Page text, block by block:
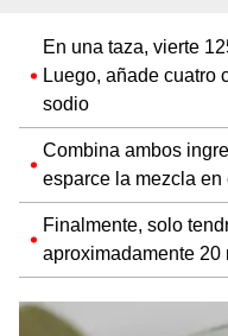
En una taza, vierte
Luego, añade cuatro
sodio
Combina ambos
esparce la mezcla en
Finalmente, solo
aproximadamente 20